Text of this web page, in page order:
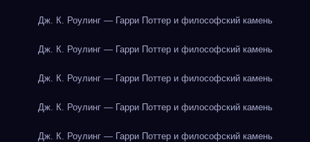
Дж. К. Роулинг — Гарри Поттер и философский камень
Дж. К. Роулинг — Гарри Поттер и философский камень
Дж. К. Роулинг — Гарри Поттер и философский камень
Дж. К. Роулинг — Гарри Поттер и философский камень
Дж. К. Роулинг — Гарри Поттер и философский камень